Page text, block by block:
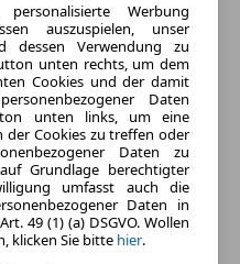
1900 - 2026
Varianten:
Limousine und SUV
Kraftstoff:
Benzin, Diesel und 2
weitere
Listenpreis:
Von 17.670 € bis 32.959 €
Monatliche Rate:
Werbung
auszuspielen, unser
dessen Verwendung zu
unten rechts, um dem
Cookies und der damit
Daten
unten links, um eine
der Cookies zu treffen oder
Daten zu
Grundlage berechtigter
umfasst auch die
Daten in
49 (1) (a) DSGVO. Wollen
klicken Sie bitte hier.